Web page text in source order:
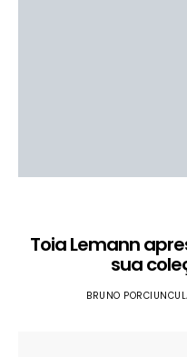
Toia Lemann
sua
BRUNO